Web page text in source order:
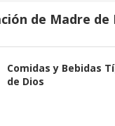
de Madre de
Comidas y Bebidas
de Dios